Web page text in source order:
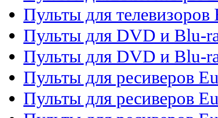
Пульты для телевизоров
Пульты для DVD и Blu-
Пульты для DVD и Blu-
Пульты для ресиверов
Пульты для ресиверов